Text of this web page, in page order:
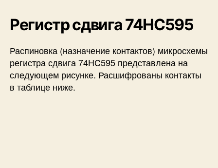
Регистр сдвига 74HC595
Распиновка (назначение контактов) микросхемы
регистра сдвига 74HC595 представлена на
следующем рисунке. Расшифрованы контакты
в таблице ниже.